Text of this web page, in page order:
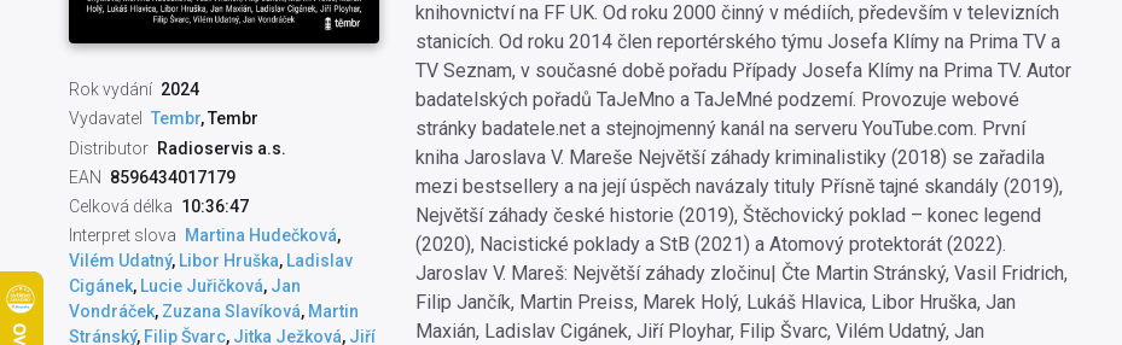
Rok vydání 2024
Vydavatel
Tembr, Tembr
Distributor Radioservis a.s.
EAN
8596434017179
Celková délka 10:36:47
Interpret slova
Martina Hudečková,
Vilém Udatný, Libor Hruška, Ladislav
Cigánek, Lucie Juřičková, Jan
Vondráček, Zuzana Slavíková, Martin
Stránský, Filip Švarc, Jitka Ježková, Jiří
knihovnictví na FF UK. Od roku 2000 činný v médiích, především v televizních
stanicích. Od roku 2014 člen reportérského týmu Josefa Klímy na Prima TV a
TV Seznam, v současné době pořadu Případy Josefa Klímy na Prima TV. Autor
badatelských pořadů TaJeMno a TaJeMné podzemí. Provozuje webové
stránky badatele.net a stejnojmenný kanál na serveru YouTube.com. První
kniha Jaroslava V. Mareše Největší záhady kriminalistiky (2018) se zařadila
mezi bestsellery a na její úspěch navázaly tituly Přísně tajné skandály (2019),
Největší záhady české historie (2019), Štěchovický poklad – konec legend
(2020), Nacistické poklady a StB (2021) a Atomový protektorát (2022).
Jaroslav V. Mareš: Největší záhady zločinu| Čte Martin Stránský, Vasil Fridrich,
Filip Jančík, Martin Preiss, Marek Holý, Lukáš Hlavica, Libor Hruška, Jan
Maxián, Ladislav Cigánek, Jiří Ployhar, Filip Švarc, Vilém Udatný, Jan